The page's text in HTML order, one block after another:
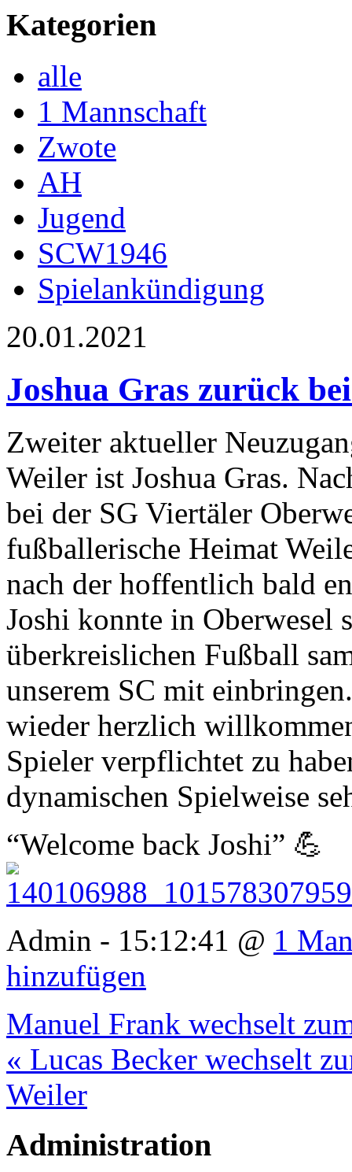
Kategorien
alle
1 Mannschaft
Zwote
AH
Jugend
SCW1946
Spielankündigung
20.01.2021
Joshua Gras zurück
Zweiter aktueller
Weiler ist Joshua Gras.
bei der SG Viertäler
fußballerische Heimat
nach der hoffentlich bald
Joshi konnte in Oberwesel
überkreislichen Fußball
unserem SC mit
wieder herzlich
Spieler verpflichtet zu
dynamischen Spielweise
“Welcome back Joshi” 💪
Admin - 15:12:41 @ 1
hinzufügen
Manuel Frank wechselt
« Lucas Becker wechselt
Weiler
Administration